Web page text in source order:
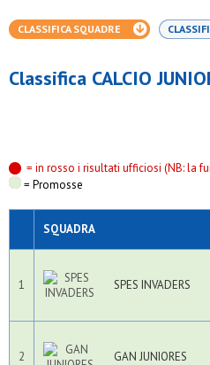
CLASSIFICA SQUADRE
Classifica CALCIO
= in rosso i risultati ufficiosi (NB: la
= Promosse
SQUADRA
1 SPES INVADERS
2 GAN JUNIORES